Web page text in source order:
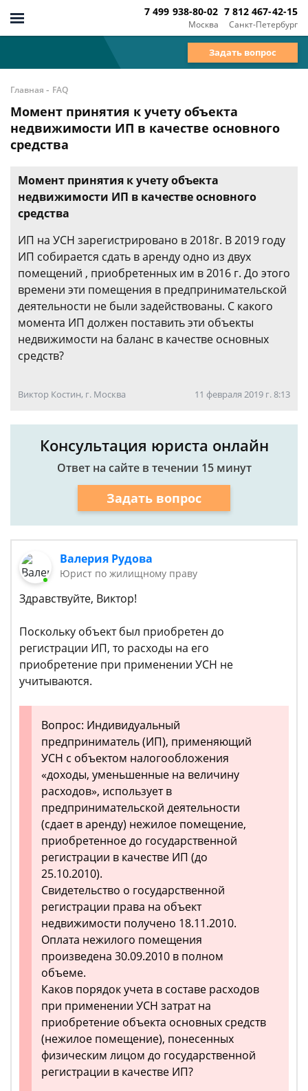
Москва
7 499 938-80-02
Санкт-Петербург
7 812 467-42-15
Задать вопрос
Главная - FAQ
Момент принятия к учету объекта
недвижимости ИП в качестве основного
средства
Момент принятия к учету объекта
недвижимости ИП в качестве основного
средства
ИП на УСН зарегистрировано в 2018г. В 2019 году
ИП собирается сдать в аренду одно из двух
помещений , приобретенных им в 2016 г. До этого
времени эти помещения в предпринимательской
деятельности не были задействованы. С какого
момента ИП должен поставить эти объекты
недвижимости на баланс в качестве основных
средств?
Виктор Костин, г. Москва 11 февраля 2019 г. 8:13
Консультация юриста онлайн
Ответ на сайте в течении 15 минут
Задать вопрос
Валерия Рудова
Юрист по жилищному праву
Здравствуйте, Виктор!
Поскольку объект был приобретен до
регистрации ИП, то расходы на его
приобретение при применении УСН не
учитываются.
Вопрос: Индивидуальный
предприниматель (ИП), применяющий
УСН с объектом налогообложения
«доходы, уменьшенные на величину
расходов», использует в
предпринимательской деятельности
(сдает в аренду) нежилое помещение,
приобретенное до государственной
регистрации в качестве ИП (до
25.10.2010).
Свидетельство о государственной
регистрации права на объект
недвижимости получено 18.11.2010.
Оплата нежилого помещения
произведена 30.09.2010 в полном
объеме.
Каков порядок учета в составе расходов
при применении УСН затрат на
приобретение объекта основных средств
(нежилое помещение), понесенных
физическим лицом до государственной
регистрации в качестве ИП?